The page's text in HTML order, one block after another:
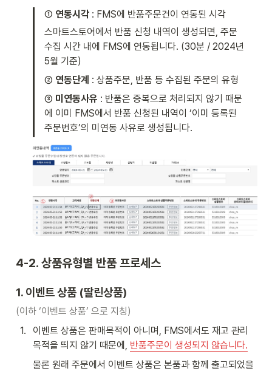
① 연동시각 : FMS에 반품주문건이 연동된 시각
스마트스토어에서 반품 신청 내역이 생성되면, 주문
수집 시간 내에 FMS에 연동됩니다. (30분 / 2024년
5월 기준)
② 연동단계 : 상품주문, 반품 등 수집된 주문의 유형
③ 미연동사유 : 반품은 중복으로 처리되지 않기 때문
에 이미 FMS에서 반품 신청된 내역이 ‘이미 등록된
주문번호’의 미연동 사유로 생성됩니다.
4-2. 상품유형별 반품 프로세스
1. 이벤트 상품 (딸린상품)
(이하 ‘이벤트 상품’ 으로 지칭)
1.
이벤트 상품은 판매목적이 아니며, FMS에서도 재고 관리
목적을 띄지 않기 때문에, 반품주문이 생성되지 않습니다.
물론 원래 주문에서 이벤트 상품은 본품과 함께 출고되었을